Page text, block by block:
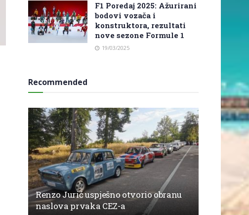
F1 Poredaj 2025: Ažurirani
bodovi vozača i
konstruktora, rezultati
nove sezone Formule 1
19/03/2025
Recommended
Renzo Jurić uspješno otvorio obranu
naslova prvaka CEZ-a